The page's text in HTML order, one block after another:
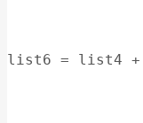
list6 = list4